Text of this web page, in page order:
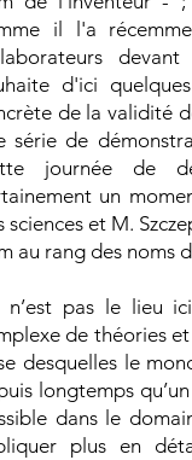
il l'a
d'ici
de la validité
série de
journée de
un
sciences et M.
au rang des noms
n’est pas le lieu
de théories et
desquelles le
longtemps
dans le
plus en